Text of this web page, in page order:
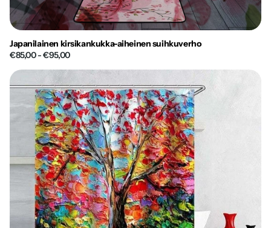
Japanilainen kirsikankukka-aiheinen suihkuverho
€85,00- €95,00